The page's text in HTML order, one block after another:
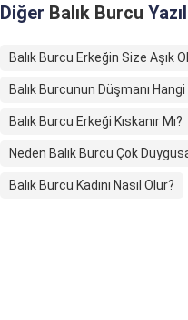
Diğer Balık Burcu
Balık Burcu Erkeğin Size Aşık
Balık Burcunun Düşmanı
Balık Burcu Erkeği Kıskanır Mı?
Neden Balık Burcu Çok
Balık Burcu Kadını Nasıl Olur?